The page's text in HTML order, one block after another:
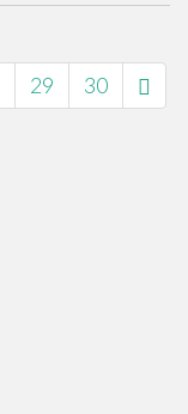
29 30